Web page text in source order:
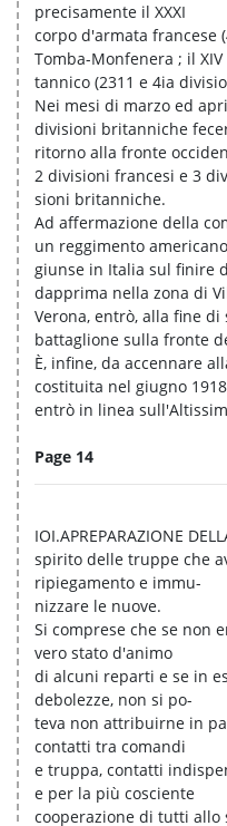
precisamente il XXXI
corpo d'armata francese
Tomba-Monfenera ; il
tannico (2311 e 4ia
Nei mesi di marzo ed
divisioni britanniche
ritorno alla fronte
2 divisioni francesi e 3
sioni britanniche.
Ad affermazione della
un reggimento americano
giunse in Italia sul finire
dapprima nella zona di
Verona, entrò, alla fine
battaglione sulla fronte
È, infine, da accennare
costituita nel giugno
entrò in linea
Page 14
IOI.APREPARAZIONE
spirito delle truppe che
ripiegamento e immu-
nizzare le nuove.
Si comprese che se non
vero stato d'animo
di alcuni reparti e se in
debolezze, non si po-
teva non attribuirne in
contatti tra comandi
e truppa, contatti
e per la più cosciente
cooperazione di tutti allo